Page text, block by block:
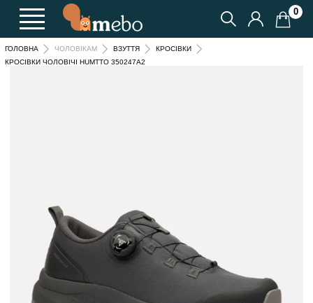
0
ГОЛОВНА ЧОЛОВІКАМ ВЗУТТЯ
КРОСІВКИ
КРОСІВКИ ЧОЛОВІЧІ HUMTTO 350247A2